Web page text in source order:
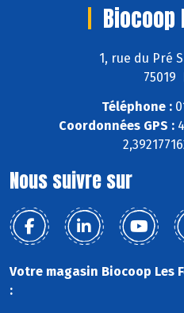
Biocoop
1, rue du Pré
75019
Téléphone :
Coordonnées GPS :
Nous suivre sur
Votre magasin Biocoop Les
: